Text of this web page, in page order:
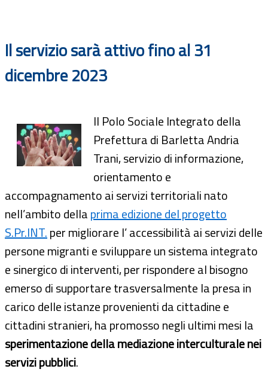
Il servizio sarà attivo fino al 31
dicembre 2023
Il Polo Sociale Integrato della
Prefettura di Barletta Andria
Trani, servizio di informazione,
orientamento e
accompagnamento ai servizi territoriali nato
nell’ambito dellaprima edizione del progetto
S.Pr.INT.per migliorare l’ accessibilità ai servizi delle
persone migranti e sviluppare un sistema integrato
e sinergico di interventi, per rispondere al bisogno
emerso di supportare trasversalmente la presa in
carico delle istanze provenienti da cittadine e
cittadini stranieri, ha promosso negli ultimi mesi la
sperimentazione della mediazione interculturale nei
servizi pubblici.